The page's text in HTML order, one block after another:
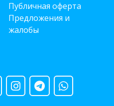
Публичная оферта
Предложения и
жалобы